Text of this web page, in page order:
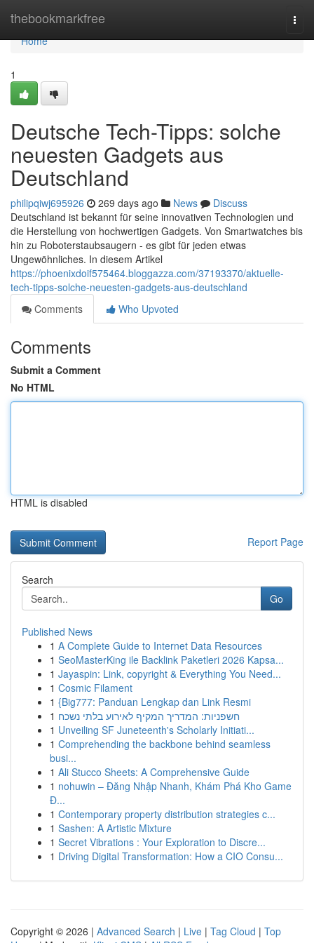
thebookmarkfree
Home
Home
1
Deutsche Tech-Tipps: solche
neuesten Gadgets aus
Deutschland
philipqiwj695926 269 days ago News
Discuss
Deutschland ist bekannt für seine innovativen Technologien und
die Herstellung von hochwertigen Gadgets. Von Smartwatches bis
hin zu Roboterstaubsaugern - es gibt für jeden etwas
Ungewöhnliches. In diesem Artikel
https://phoenixdoif575464.bloggazza.com/37193370/aktuelle-
tech-tipps-solche-neuesten-gadgets-aus-deutschland
Comments
Who Upvoted
Comments
Submit a Comment
No HTML
HTML is disabled
Report Page
Search
Go
Published News
1 A Complete Guide to Internet Data Resources
1 SeoMasterKing ile Backlink Paketleri 2026 Kapsa...
1 Jayaspin: Link, copyright & Everything You Need...
1 Cosmic Filament
1 {Big777: Panduan Lengkap dan Link Resmi
1 חשפניות: המדריך המקיף לאירוע בלתי נשכח
1 Unveiling SF Juneteenth's Scholarly Initiati...
1 Comprehending the backbone behind seamless
busi...
1 Ali Stucco Sheets: A Comprehensive Guide
1 nohuwin – Đăng Nhập Nhanh, Khám Phá Kho Game
Đ...
1 Contemporary property distribution strategies c...
1 Sashen: A Artistic Mixture
1 Secret Vibrations : Your Exploration to Discre...
1 Driving Digital Transformation: How a CIO Consu...
Copyright © 2026 | Advanced Search | Live | Tag Cloud | Top